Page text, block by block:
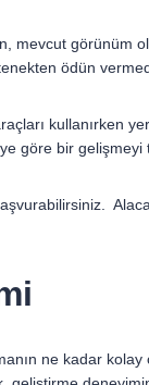
mevcut
ödün
göre bir
ne kadar